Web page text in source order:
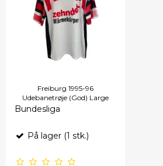
Freiburg 1995-96
Udebanetrøje (God) Large
Bundesliga
På lager (1 stk.)